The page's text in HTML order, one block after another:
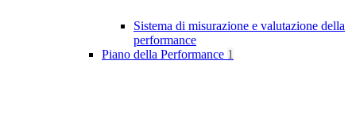
Sistema di misurazione e valutazione della
performance
Piano della Performance 1